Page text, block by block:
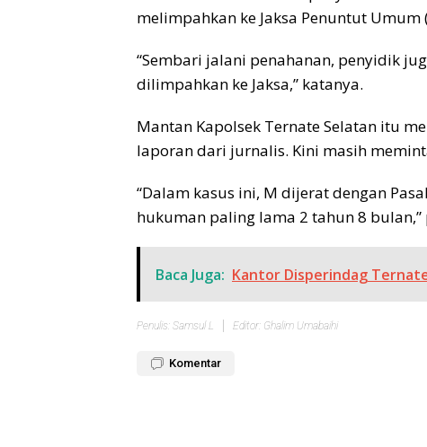
melimpahkan ke Jaksa Penuntut Umum
“Sembari jalani penahanan, penyidik
dilimpahkan ke Jaksa,” katanya.
Mantan Kapolsek Ternate Selatan itu
laporan dari jurnalis. Kini masih
“Dalam kasus ini, M dijerat dengan
hukuman paling lama 2 tahun 8 bulan,”
Baca Juga: Kantor Disperindag
Penulis: Samsul L Editor: Ghalim Umabaihi
Komentar